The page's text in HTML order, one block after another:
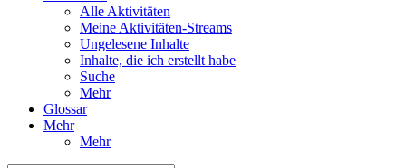
Alle Aktivitäten
Meine Aktivitäten-Streams
Ungelesene Inhalte
Inhalte, die ich erstellt habe
Suche
Mehr
Glossar
Mehr
Mehr